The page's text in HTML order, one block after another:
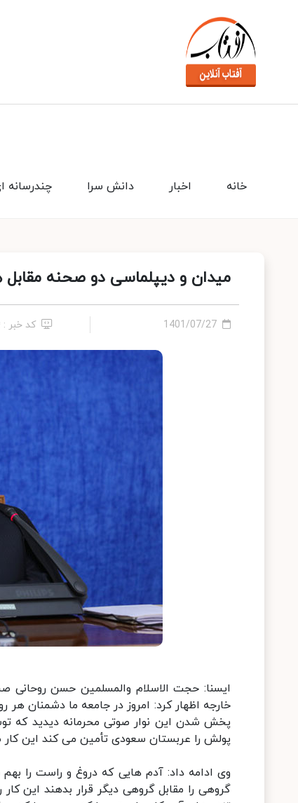
چندرسانه دانش سرا اخبار خانه
میدان و دیپلماسی دو صحنه مقابل
1401/07/27 کد خبر : 6679
ایسنا: حجت الاسلام والمسلمین حسن روحانی
خارجه اظهار کرد: امروز در جامعه ما دشمنان هر
پخش شدن این نوار صوتی محرمانه دیدید که
پولش را عربستان سعودی تأمین می کند این
وی ادامه داد: آدم هایی که دروغ و راست را
گروهی را مقابل گروهی دیگر قرار بدهند این